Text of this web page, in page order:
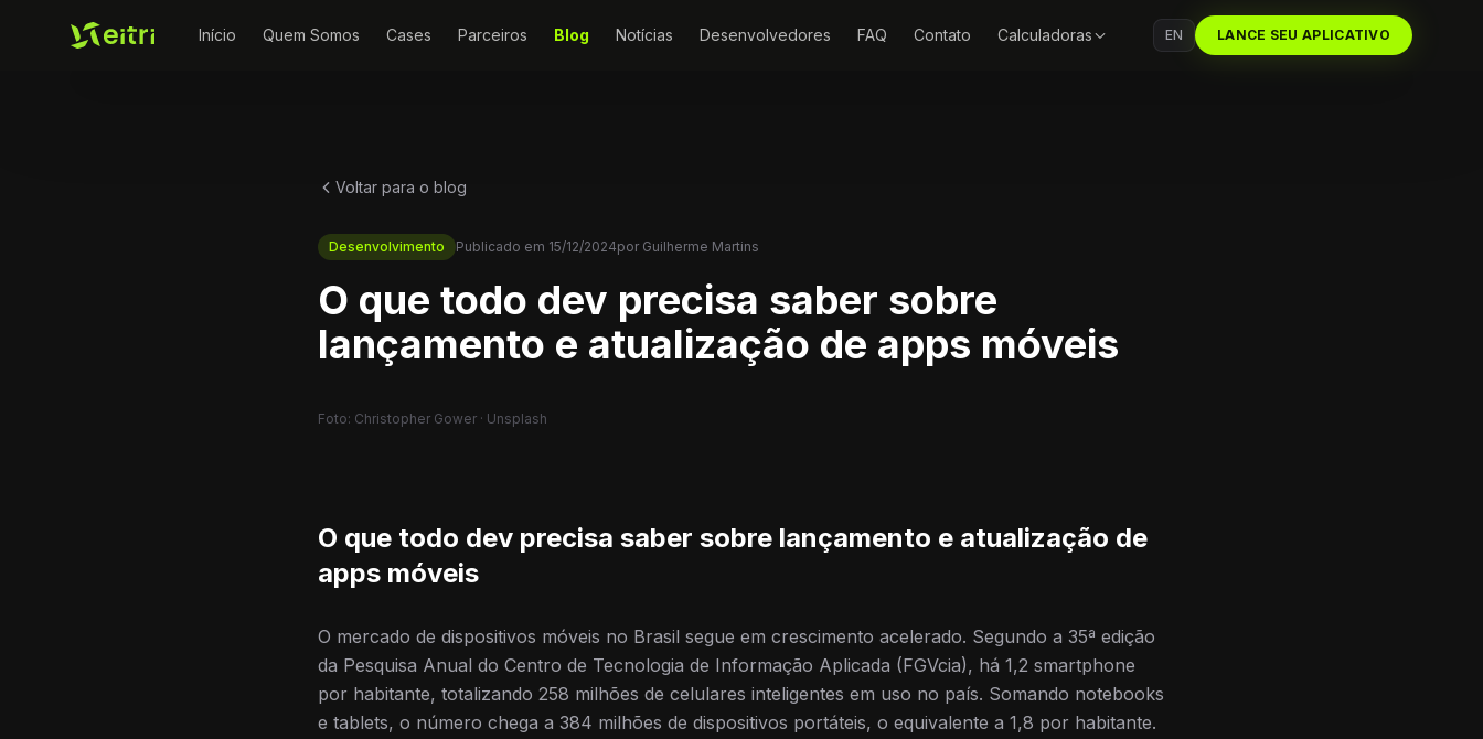
Início Quem Somos Cases Parceiros Blog Notícias Desenvolvedores FAQ Contato Calculadoras EN LANCE SEU APLICATIVO
Voltar para o blog
Desenvolvimento Publicado em 15/12/2024por Guilherme Martins
O que todo dev precisa saber sobre
lançamento e atualização de apps móveis
Foto: Christopher Gower · Unsplash
O que todo dev precisa saber sobre lançamento e atualização de
apps móveis
O mercado de dispositivos móveis no Brasil segue em crescimento acelerado. Segundo a 35ª edição
da Pesquisa Anual do Centro de Tecnologia de Informação Aplicada (FGVcia), há 1,2 smartphone
por habitante, totalizando 258 milhões de celulares inteligentes em uso no país. Somando notebooks
e tablets, o número chega a 384 milhões de dispositivos portáteis, o equivalente a 1,8 por habitante.